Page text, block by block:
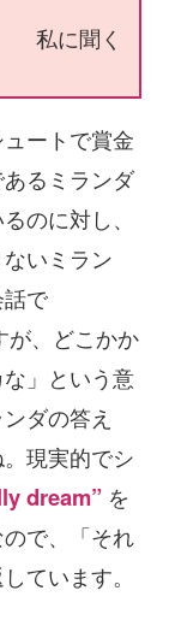
私に聞く
ートで賞金
るミランダ
のに対し、
いミラン
で
が、どこかか
」という意
ダの答え
現実的でシ
dream” を
で、「それ
ています。